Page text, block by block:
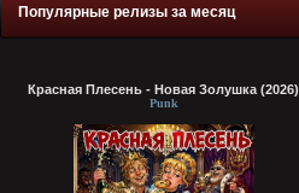
Популярные релизы за месяц
Красная Плесень - Новая Золушка (2026)
Punk